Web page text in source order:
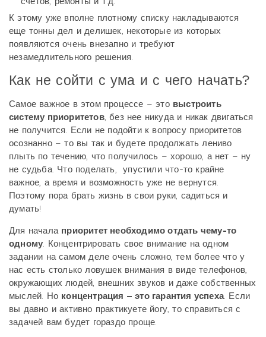
К этому уже вполне плотному списку накладываются
еще тонны дел и делишек, некоторые из которых
появляются очень внезапно и требуют
незамедлительного решения.
Как не сойти с ума и с чего начать?
Самое важное в этом процессе – это выстроить
систему приоритетов, без нее никуда и никак двигаться
не получится. Если не подойти к вопросу приоритетов
осознанно – то вы так и будете продолжать лениво
плыть по течению, что получилось – хорошо, а нет – ну
не судьба. Что поделать, упустили что-то крайне
важное, а время и возможность уже не вернутся.
Поэтому пора брать жизнь в свои руки, садиться и
думать!
Для начала приоритет необходимо отдать чему-то
одному. Концентрировать свое внимание на одном
задании на самом деле очень сложно, тем более что у
нас есть столько ловушек внимания в виде телефонов,
окружающих людей, внешних звуков и даже собственных
мыслей. Но концентрация – это гарантия успеха. Если
вы давно и активно практикуете йогу, то справиться с
задачей вам будет гораздо проще.